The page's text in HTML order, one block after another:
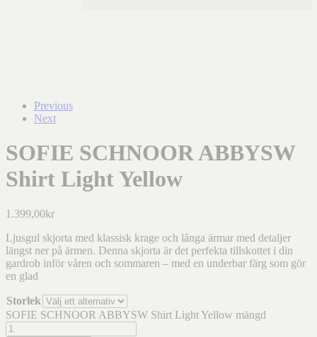
Previous
Next
SOFIE SCHNOOR ABBYSW
Shirt Light Yellow
1.399,00kr
Ljusgul skjorta med klassisk krage och långa ärmar med detaljer
längst ner på ärmen. Denna skjorta är det perfekta tillskottet i din
gardrob inför våren och sommaren – med en underbar färg som gör
en glad
Storlek
SOFIE SCHNOOR ABBYSW Shirt Light Yellow mängd